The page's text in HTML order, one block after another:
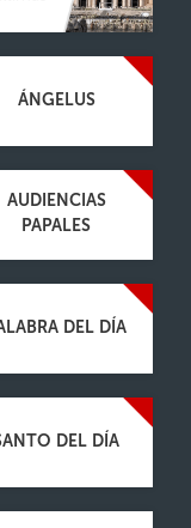
ÁNGELUS
AUDIENCIAS
PAPALES
DEL DÍA
DEL DÍA